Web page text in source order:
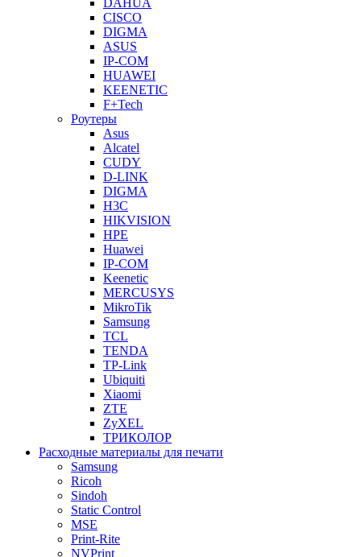
DAHUA
CISCO
DIGMA
ASUS
IP-COM
HUAWEI
KEENETIC
F+Tech
Роутеры
Asus
Alcatel
CUDY
D-LINK
DIGMA
H3C
HIKVISION
HPE
Huawei
IP-COM
Keenetic
MERCUSYS
MikroTik
Samsung
TCL
TENDA
TP-Link
Ubiquiti
Xiaomi
ZTE
ZyXEL
ТРИКОЛОР
Расходные материалы для печати
Samsung
Ricoh
Sindoh
Static Control
MSE
Print-Rite
NVPrint